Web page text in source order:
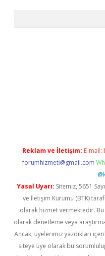
Reklam ve İletişim: E-mail:
forumhizmeti@gmail.com
Yasal Uyarı: Sitemiz, 5651
ve İletişim Kurumu (BTK)
olarak hizmet vermektedir.
olarak denetleme veya
Ancak, üyelerimiz yazdıkları
siteye üye olarak bu